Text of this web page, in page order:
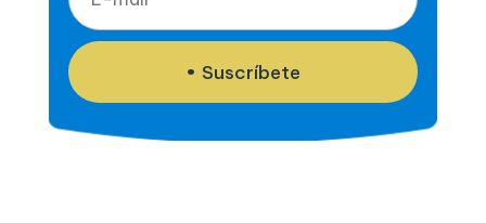
Suscríbete